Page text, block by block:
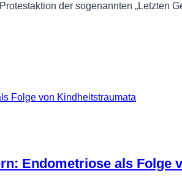
der sogenannten „Letzten
Endometriose als Folge